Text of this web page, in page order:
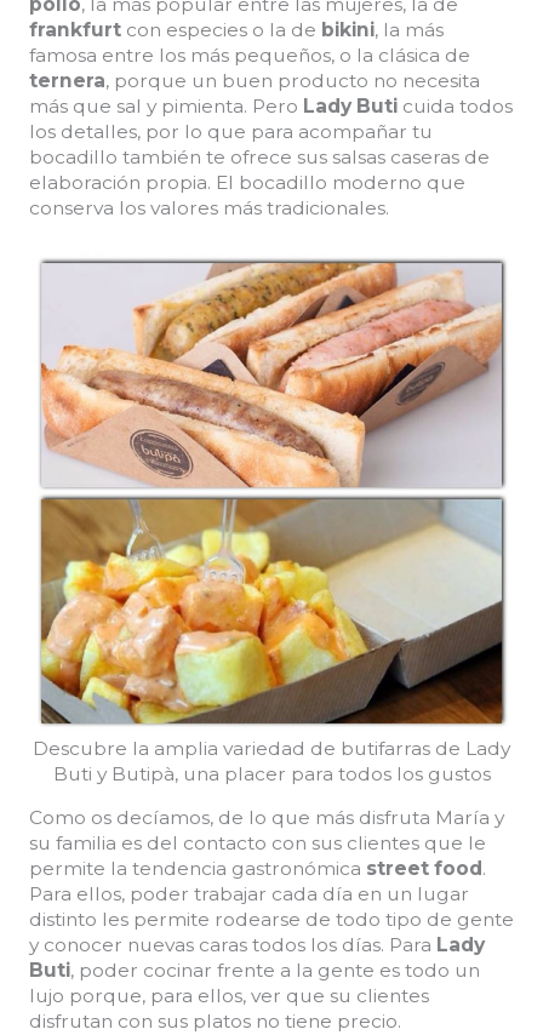
frankfurtcon especies o la de bikini, la más
famosa entre los más pequeños, o la clásica de
ternera, porque un buen producto no necesita
más que sal y pimienta. Pero Lady Buticuida todos
los detalles, por lo que para acompañar tu
bocadillo también te ofrece sus salsas caseras de
elaboración propia. El bocadillo moderno que
conserva los valores más tradicionales.
Descubre la amplia variedad de butifarras de Lady
Buti y Butipà, una placer para todos los gustos
Como os decíamos, de lo que más disfruta María y
su familia es del contacto con sus clientes que le
permite la tendencia gastronómica street food.
Para ellos, poder trabajar cada día en un lugar
distinto les permite rodearse de todo tipo de gente
y conocer nuevas caras todos los días. Para Lady
Buti, poder cocinar frente a la gente es todo un
lujo porque, para ellos, ver que su clientes
disfrutan con sus platos no tiene precio.